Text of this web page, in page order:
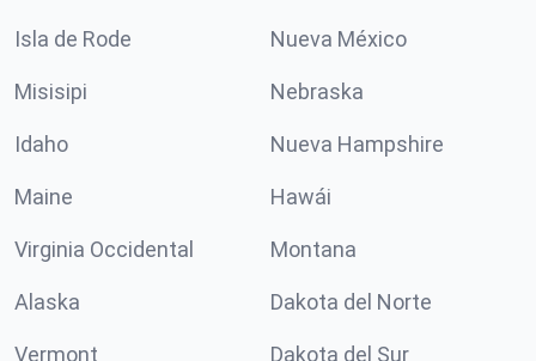
Isla de Rode Nueva México
Misisipi Nebraska
Idaho Nueva Hampshire
Maine Hawái
Virginia Occidental Montana
Alaska Dakota del Norte
Vermont Dakota del Sur